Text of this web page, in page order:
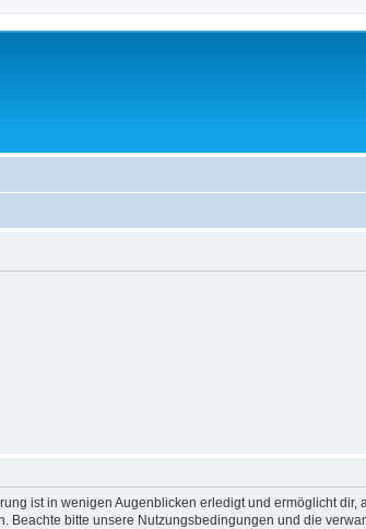
ist in wenigen Augenblicken erledigt und ermöglicht
bitte unsere Nutzungsbedingungen und die